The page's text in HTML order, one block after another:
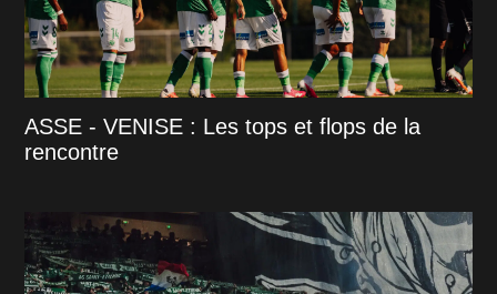
ASSE - VENISE : Les tops et flops de la
rencontre